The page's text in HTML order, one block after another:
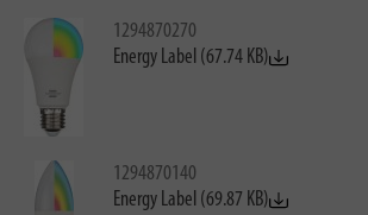
1294870270
Energy Label (67.74 KB)
1294870140
Energy Label (69.87 KB)